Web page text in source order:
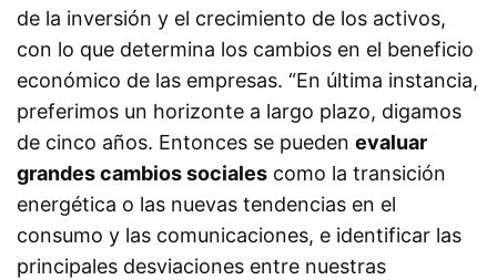
de la inversión y el crecimiento de los activos,
con lo que determina los cambios en el beneficio
económico de las empresas. “En última instancia,
preferimos un horizonte a largo plazo, digamos
de cinco años. Entonces se pueden evaluar
grandes cambios sociales como la transición
energética o las nuevas tendencias en el
consumo y las comunicaciones, e identificar las
principales desviaciones entre nuestras